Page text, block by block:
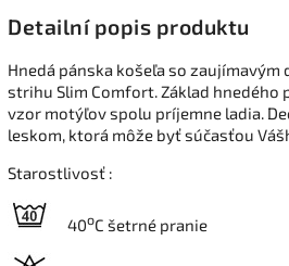
Detailní popis produktu
Hnedá pánska košeľa so zaujímavým
strihu Slim Comfort. Základ hnedého
vzor motýľov spolu príjemne ladia.
leskom, ktorá môže byť súčasťou
Starostlivosť :
40oC šetrné pranie